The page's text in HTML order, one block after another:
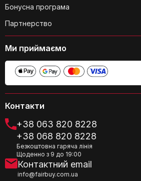
Контакти
+38 063 820 8228
+38 068 820 8228
Безкоштовна гаряча лінія
Щоденно з 9 до 19:00
Контактний email
info@fairbuy.com.ua
Бонусна програма
Партнерство
Ми приймаємо